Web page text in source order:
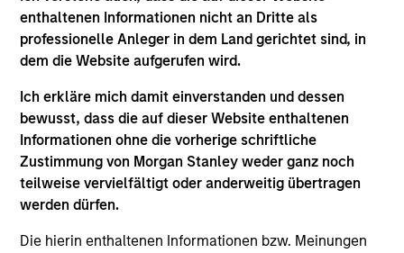
enthaltenen Informationen nicht an Dritte als
professionelle Anleger in dem Land gerichtet sind, in
dem die Website aufgerufen wird.
Ich erkläre mich damit einverstanden und dessen
bewusst, dass die auf dieser Website enthaltenen
Informationen ohne die vorherige schriftliche
Zustimmung von Morgan Stanley weder ganz noch
teilweise vervielfältigt oder anderweitig übertragen
werden dürfen.
Die hierin enthaltenen Informationen bzw. Meinungen
Harvard John F. Kennedy School of Government,
and an M.B.A. from Harvard Business School.
Team Insights